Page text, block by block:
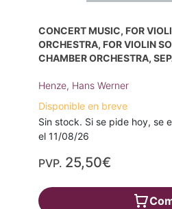
CONCERT MUSIC, FOR
ORCHESTRA, FOR VIOLIN
CHAMBER ORCHESTRA,
Henze, Hans Werner
Disponible en breve
Sin stock. Si se pide hoy, se
el 11/08/26
PVP. 25,50€